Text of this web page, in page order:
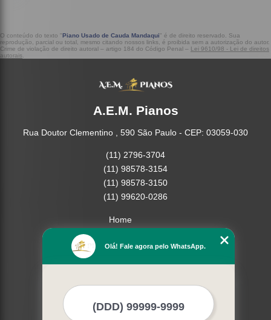
O conteúdo do texto "Piano Usado de Cauda Mandaqui" é de direito reservado. Sua
reprodução, parcial ou total, mesmo citando nossos links, é proibida sem a autorização do autor.
Crime de violação de direito autoral – artigo 184 do Código Penal – Lei 9610/98 - Lei de direitos
autorais
A.E.M. Pianos
Rua Doutor Clementino , 590 São Paulo - CEP: 03059-030
(11) 2796-3704
(11) 98578-3154
(11) 98578-3150
(11) 99620-0286
Home
Missão
Mais Serviços
Olá! Fale agora pelo WhatsApp.